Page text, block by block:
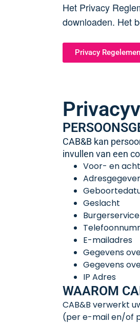
Het Privacy
downloaden. Het
Privacy
CAB&B kan
invullen van een
Voor- en
Geslacht
E-mailadres
Gegevens
Gegevens
IP Adres
WAAROM
CAB&B verwerkt
(per e-mail en/of